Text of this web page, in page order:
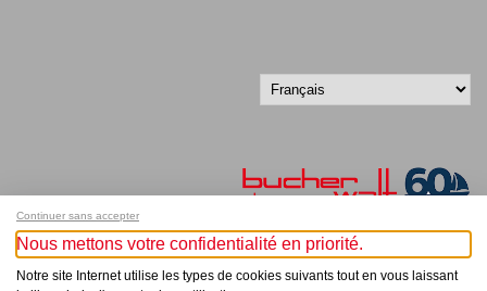
Inscrivez-vous à notre newsletter !
Continuer sans accepter
Nous mettons votre confidentialité en priorité.
Notre site Internet utilise les types de cookies suivants tout en vous laissant